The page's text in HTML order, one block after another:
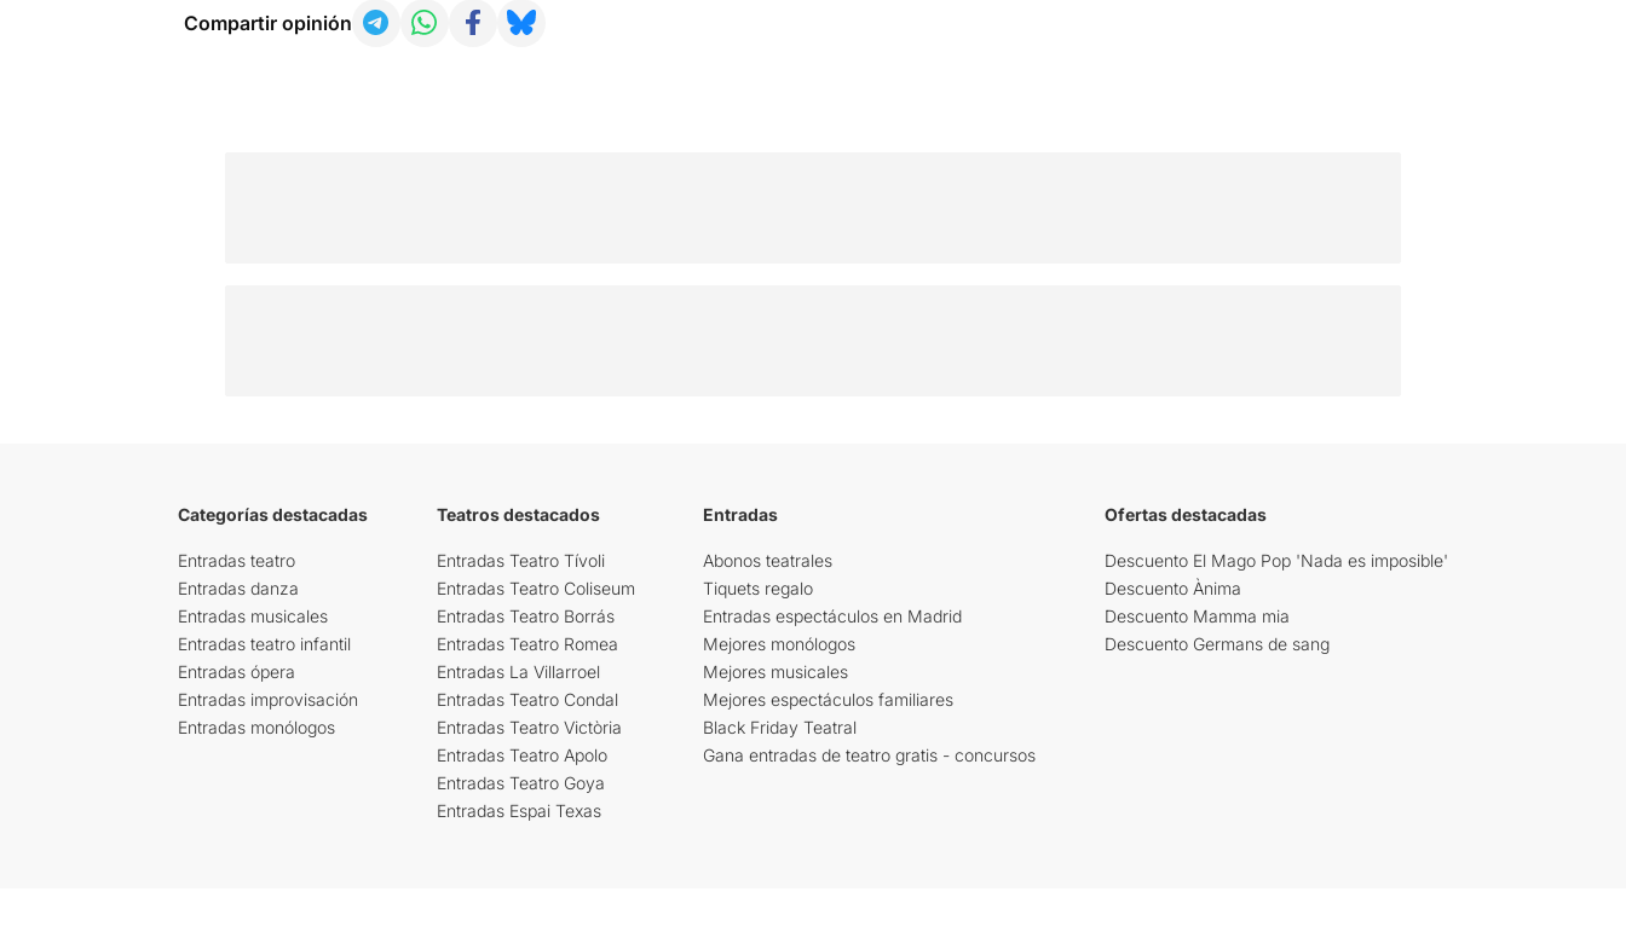
Compartir opinión
Categorías destacadas
Entradas teatro
Entradas danza
Entradas musicales
Entradas teatro infantil
Entradas ópera
Entradas improvisación
Entradas monólogos
Teatros destacados
Entradas Teatro Tívoli
Entradas Teatro Coliseum
Entradas Teatro Borrás
Entradas Teatro Romea
Entradas La Villarroel
Entradas Teatro Condal
Entradas Teatro Victòria
Entradas Teatro Apolo
Entradas Teatro Goya
Entradas Espai Texas
Entradas
Abonos teatrales
Tiquets regalo
Entradas espectáculos en Madrid
Mejores monólogos
Mejores musicales
Mejores espectáculos familiares
Black Friday Teatral
Gana entradas de teatro gratis - concursos
Ofertas destacadas
Descuento El Mago Pop 'Nada es imposible'
Descuento Ànima
Descuento Mamma mia
Descuento Germans de sang